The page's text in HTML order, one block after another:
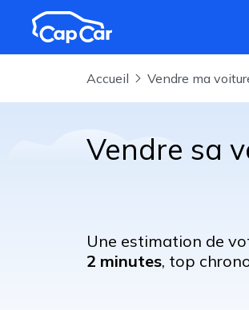
Aller au contenu principal
Accueil Vendre ma
Vendre sa
Une estimation de
2 minutes, top